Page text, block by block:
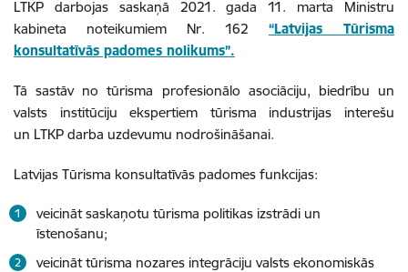
LTKP darbojas saskaņā 2021. gada 11. marta Ministru
kabineta noteikumiem Nr. 162 “Latvijas Tūrisma
konsultatīvās padomes nolikums”.
Tā sastāv no tūrisma profesionālo asociāciju, biedrību un
valsts institūciju ekspertiem tūrisma industrijas interešu
un LTKP darba uzdevumu nodrošināšanai.
Latvijas Tūrisma konsultatīvās padomes funkcijas:
veicināt saskaņotu tūrisma politikas izstrādi un
īstenošanu;
veicināt tūrisma nozares integrāciju valsts ekonomiskās